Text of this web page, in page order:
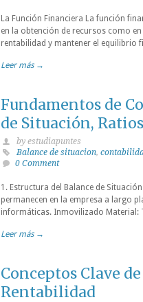
La Función Financiera La función
en la obtención de recursos como
rentabilidad y mantener el equilibrio
Leer más →
Fundamentos de
de Situación,
by estudiapuntes
Balance de situacion,
0 Comment
1. Estructura del Balance de
permanecen en la empresa a largo
informáticas. Inmovilizado Material:
Leer más →
Conceptos Clave
Rentabilidad